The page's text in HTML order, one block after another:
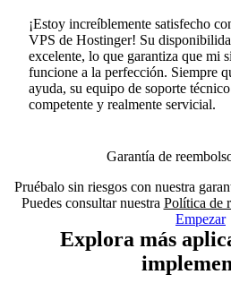
¡Estoy increíblemente satisfecho
VPS de Hostinger! Su
excelente, lo que garantiza que mi
funcione a la perfección. Siempre
ayuda, su equipo de soporte
competente y realmente servicial.
Garantía de
Pruébalo sin riesgos con nuestra
Puedes consultar nuestra Política de
Empezar
Explora más